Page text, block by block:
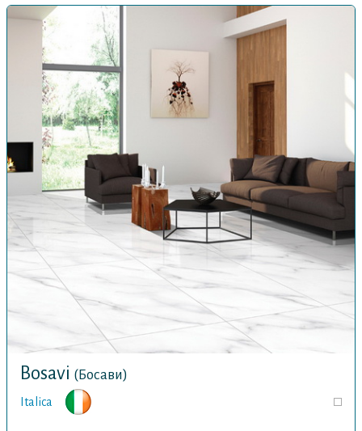
Bosavi (Босави)
Italica